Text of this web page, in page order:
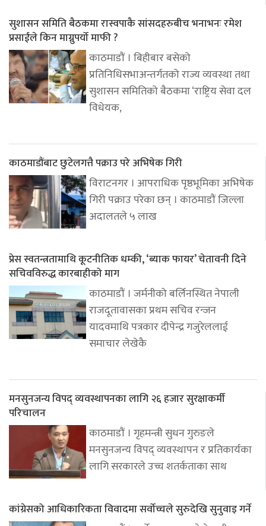
सुशासन समिति बैठकमा रास्वपाकै सांसदहरुबीच भनाभनः रमेश
प्रसाईंले किन माग्नुपर्यो माफी ?
काठमाडौं । बिहीबार बसेको
प्रतिनिधिसभाअन्तर्गतको राज्य व्यवस्था तथा
सुशासन समितिको बैठकमा ‘राष्ट्रिय सेवा दल
विधेयक,
काठमाडौंबाट छुटेलगत्तै पक्राउ परे अभिषेक गिरी
विराटनगर । आपराधिक पृष्ठभूमिका अभिषेक
गिरी पक्राउ परेका छन् । काठमाडौं जिल्ला
अदालतले ५ लाख
प्रेस स्वतन्त्रतामाथि कूटनीतिक धम्की, ‘ब्याक फायर’ चेतावनी दिने
सचिवविरुद्ध कारबाहीको माग
काठमाडौं । जर्मनीको बर्लिनस्थित नेपाली
राजदूतावासका प्रथम सचिव रन्जन
यादवमाथि पत्रकार दीपेन्द्र गजुरेललाई
समाचार लेखेकै
मनसुनजन्य विपद् व्यवस्थापनका लागि २६ हजार सुरक्षाकर्मी
परिचालन
काठमाडौं । गृहमन्त्री सुधन गुरुङले
मनसुनजन्य विपद् व्यवस्थापन र प्रतिकार्यका
लागि सरकारले उच्च शतर्कताका साथ
कांग्रेसको आधिकारिकता विवादमा सर्वोच्चले सुरुदेखि सुनुवाइ गर्ने